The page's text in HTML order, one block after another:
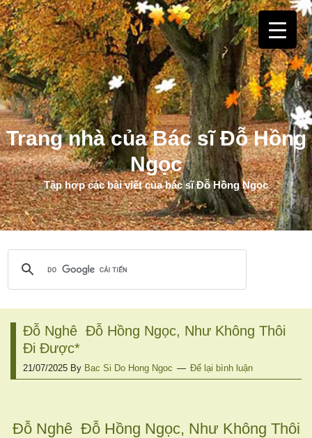
Trang nhà của Bác sĩ Đỗ Hồng
Ngọc
Tập hợp các bài viết của bác sĩ Đỗ Hồng Ngọc
Đỗ Nghê Đỗ Hồng Ngọc, Như Không Thôi
Đi Được*
21/07/2025 By Bac Si Do Hong Ngoc Để lại bình luận
Đỗ Nghê Đỗ Hồng Ngọc, Như Không Thôi